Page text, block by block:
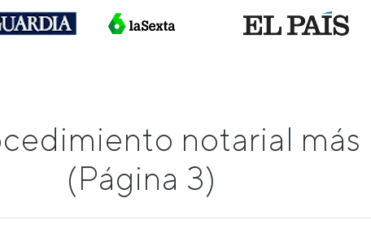
notarial
(Página 3)